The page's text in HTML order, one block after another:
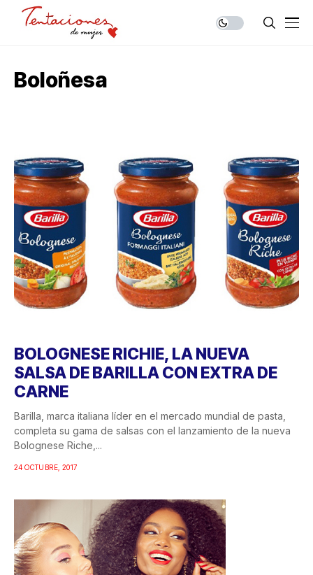
Boloñesa
BOLOGNESE RICHIE, LA NUEVA
SALSA DE BARILLA CON EXTRA DE
CARNE
Barilla, marca italiana líder en el mercado mundial de pasta,
completa su gama de salsas con el lanzamiento de la nueva
Bolognese Riche,...
24 OCTUBRE, 2017